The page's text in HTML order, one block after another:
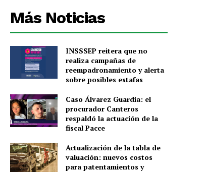
Más Noticias
INSSSEP reitera que no
realiza campañas de
reempadronamiento y alerta
sobre posibles estafas
Caso Álvarez Guardia: el
procurador Canteros
respaldó la actuación de la
fiscal Pacce
Actualización de la tabla de
valuación: nuevos costos
para patentamientos y